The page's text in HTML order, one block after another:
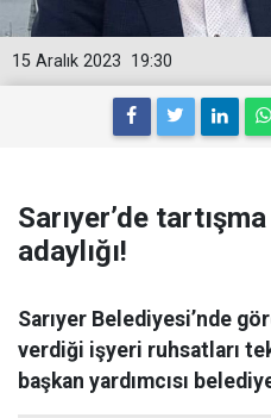
19:30
15 Aralık 2023
Sarıyer’de
adaylığı!
Sarıyer Belediyesi’nde
verdiği işyeri ruhsatları
başkan yardımcısı